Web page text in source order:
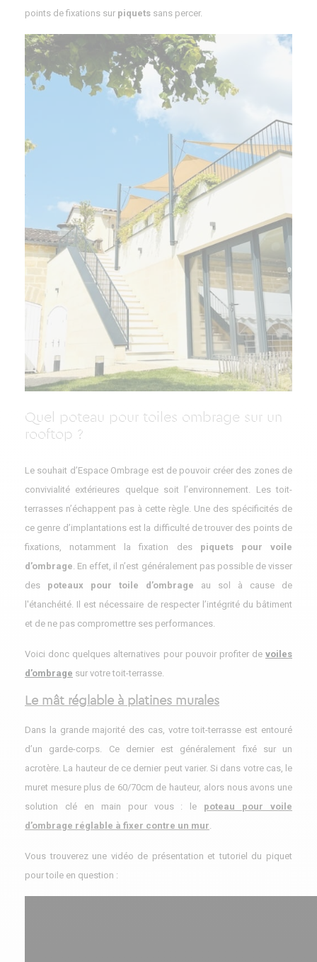
points de fixations sur piquets sans percer.
Quel poteau pour toiles ombrage sur un
rooftop ?
Le souhait d’Espace Ombrage est de pouvoir créer des zones de
convivialité extérieures quelque soit l’environnement. Les toit-
terrasses n’échappent pas à cette règle. Une des spécificités de
ce genre d’implantations est la difficulté de trouver des points de
fixations, notamment la fixation des piquets pour voile
d’ombrage. En effet, il n’est généralement pas possible de visser
des poteaux pour toile d’ombrage au sol à cause de
l'étanchéité. Il est nécessaire de respecter l’intégrité du bâtiment
et de ne pas compromettre ses performances.
Voici donc quelques alternatives pour pouvoir profiter de voiles
d’ombrage sur votre toit-terrasse.
Le mât réglable à platines murales
Dans la grande majorité des cas, votre toit-terrasse est entouré
d’un garde-corps. Ce dernier est généralement fixé sur un
acrotère. La hauteur de ce dernier peut varier. Si dans votre cas, le
muret mesure plus de 60/70cm de hauteur, alors nous avons une
solution clé en main pour vous : le poteau pour voile
d’ombrage réglable à fixer contre un mur.
Vous trouverez une vidéo de présentation et tutoriel du piquet
pour toile en question :